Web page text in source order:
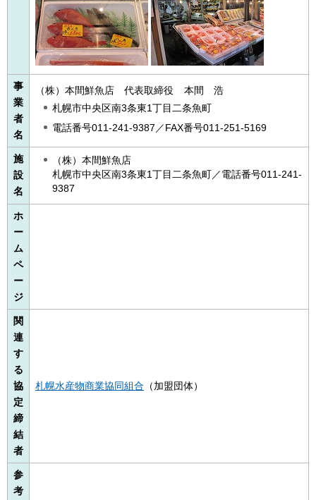
事
業
者
名
（株）本間鮮魚店 代表取締役 本間
浩
札幌市中央区南3条東1丁目二条魚町
電話番号011-241-9387／FAX番号011-251-5169
施
設
名
（株）本間鮮魚店
札幌市中央区南3条東1丁目二条魚町／電話番号011-241-
9387
ホ
ー
ム
ペ
ー
ジ
関
連
す
る
協
定
締
結
者
札幌水産物商業協同組合 （加盟団体）
参
考